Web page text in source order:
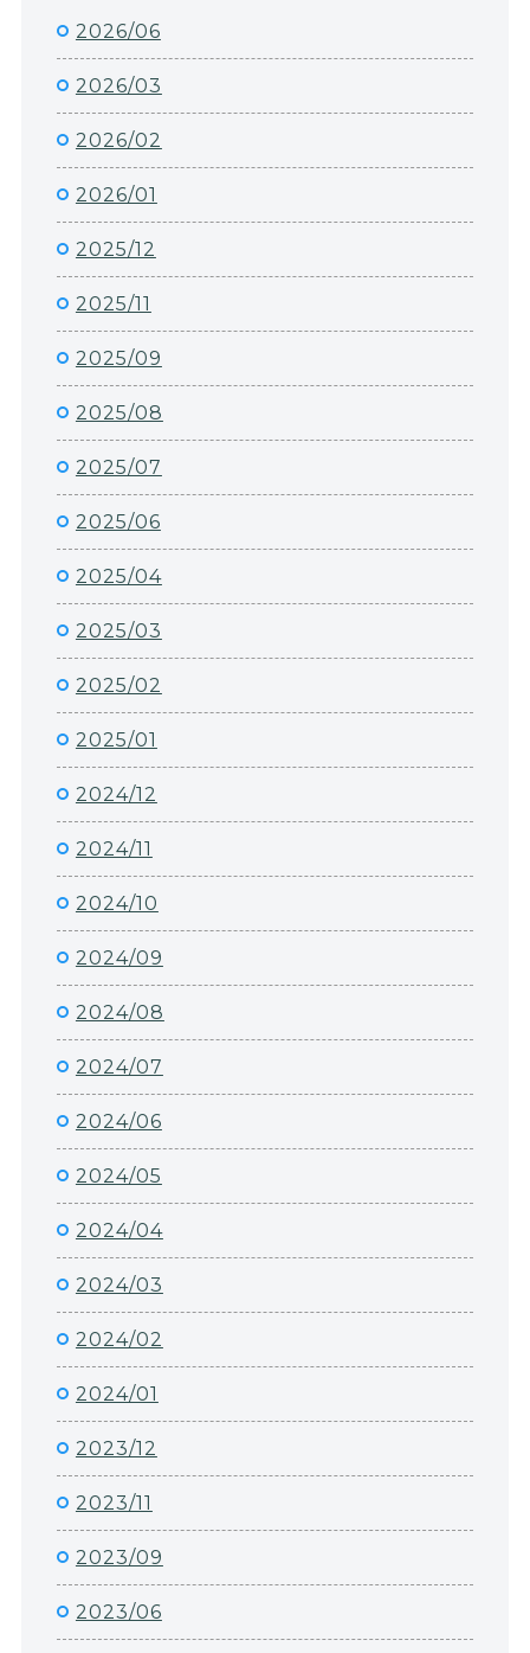
2026/06
2026/03
2026/02
2026/01
2025/12
2025/11
2025/09
2025/08
2025/07
2025/06
2025/04
2025/03
2025/02
2025/01
2024/12
2024/11
2024/10
2024/09
2024/08
2024/07
2024/06
2024/05
2024/04
2024/03
2024/02
2024/01
2023/12
2023/11
2023/09
2023/06